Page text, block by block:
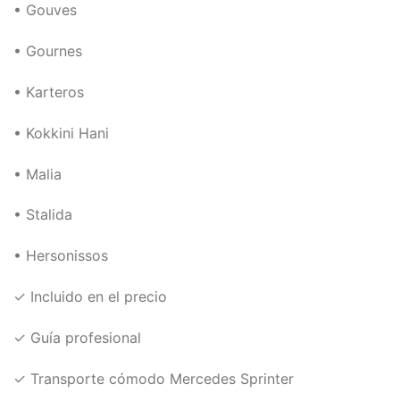
• Gouves
• Gournes
• Karteros
• Kokkini Hani
• Malia
• Stalida
• Hersonissos
✓ Incluido en el precio
✓ Guía profesional
✓ Transporte cómodo Mercedes Sprinter